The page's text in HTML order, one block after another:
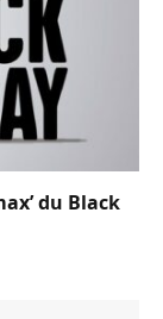
du Black